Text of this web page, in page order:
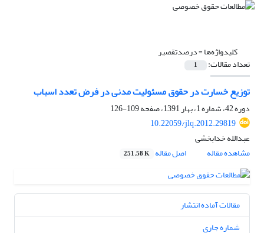
کلیدواژه‌ها =درصدتقصیر
تعداد مقالات: 1
توزیع خسارت در حقوق مسئولیت مدنی در فرض تعدد اسباب
دوره 42، شماره 1، بهار 1391، صفحه
109-126
10.22059/jlq.2012.29819
عبدالله خدابخشی
مشاهده مقاله
اصل مقاله 251.58 K
مقالات آماده انتشار
شماره جاری